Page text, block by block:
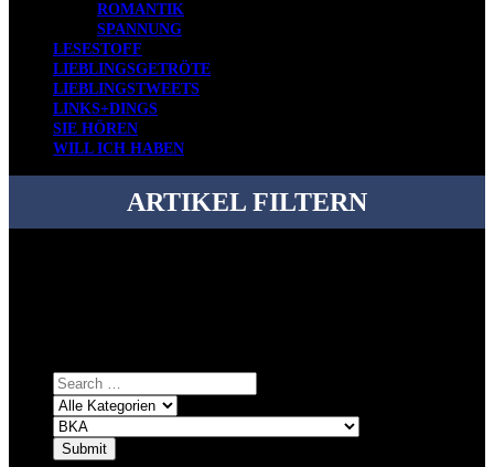
ROMANTIK
SPANNUNG
LESESTOFF
LIEBLINGSGETRÖTE
LIEBLINGSTWEETS
LINKS+DINGS
SIE HÖREN
WILL ICH HABEN
ARTIKEL FILTERN